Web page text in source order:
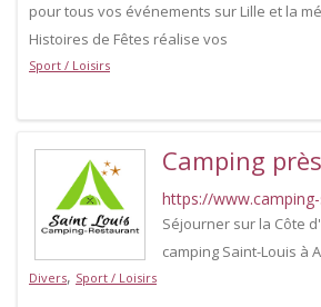
pour tous vos événements sur Lille et la
Histoires de Fêtes réalise vos
Sport / Loisirs
Camping
https://
Séjourner sur la Côte
camping Saint-Louis à
Divers, Sport / Loisirs